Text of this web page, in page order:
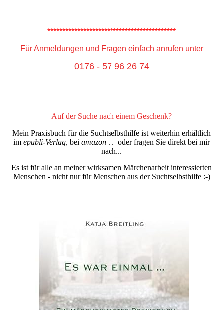
*******************************************
Für Anmeldungen und Fragen einfach anrufen unter
0176 - 57 96 26 74
Auf der Suche nach einem Geschenk?
Mein Praxisbuch für die Suchtselbsthilfe ist weiterhin erhältlich
im epubli-Verlag, bei amazon ... oder fragen Sie direkt bei mir
nach...
Es ist für alle an meiner wirksamen Märchenarbeit interessierten
Menschen - nicht nur für Menschen aus der Suchtselbsthilfe :-)